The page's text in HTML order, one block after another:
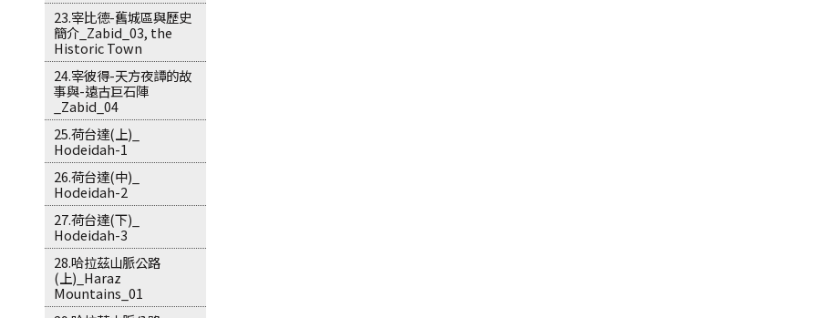
23.宰比德-舊城區與歷史
簡介_Zabid_03, the
Historic Town
24.宰彼得-天方夜譚的故
事與-遠古巨石陣
_Zabid_04
25.荷台達(上)_
Hodeidah-1
26.荷台達(中)_
Hodeidah-2
27.荷台達(下)_
Hodeidah-3
28.哈拉茲山脈公路
(上)_Haraz
Mountains_01